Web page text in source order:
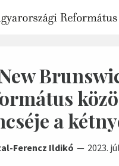
a
Ferencz Ildikó 2023.